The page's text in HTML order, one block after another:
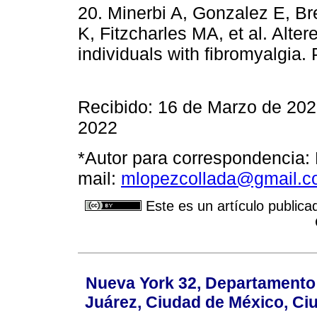
20. Minerbi A, Gonzalez E,
K, Fitzcharles MA, et al.
individuals with fibromyalgia.
Recibido: 16 de Marzo de
2022
*Autor para
mail:
Este es un artículo
Nueva York 32,
Juárez, Ciudad de México,